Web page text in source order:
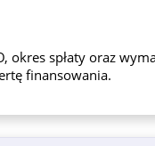
spłaty oraz
finansowania.